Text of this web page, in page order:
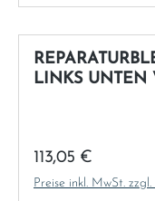
LINKS UNTEN
Regulärer Preis:
113,05 €
Preise inkl. MwSt.